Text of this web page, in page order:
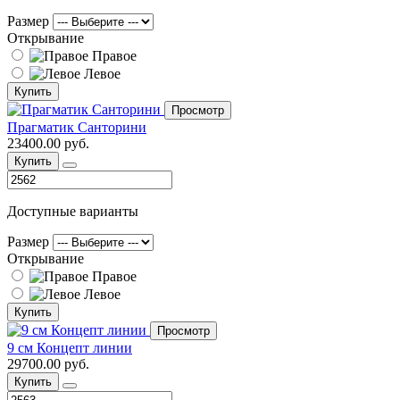
Размер
Открывание
Правое
Левое
Купить
Просмотр
Прагматик Санторини
23400.00 руб.
Купить
Доступные варианты
Размер
Открывание
Правое
Левое
Купить
Просмотр
9 см Концепт линии
29700.00 руб.
Купить